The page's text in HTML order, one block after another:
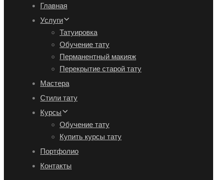
Главная
Услуги
Татуировка
Обучение тату
Перманентный макияж
Перекрытие старой тату
Мастера
Стили тату
Курсы
Обучение тату
Купить курсы тату
Портфолио
Контакты